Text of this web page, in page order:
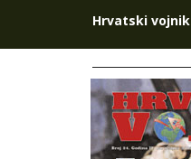
Hrvatski vojnik